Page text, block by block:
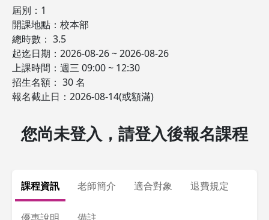
屆別：1
開課地點：校本部
總時數： 3.5
起迄日期：2026-08-26 ~ 2026-08-26
上課時間：週三 09:00 ~ 12:30
招生名額： 30 名
報名截止日：2026-08-14(或額滿)
您尚未登入，請登入後報名課程
課程資訊 老師簡介 適合對象 退費規定